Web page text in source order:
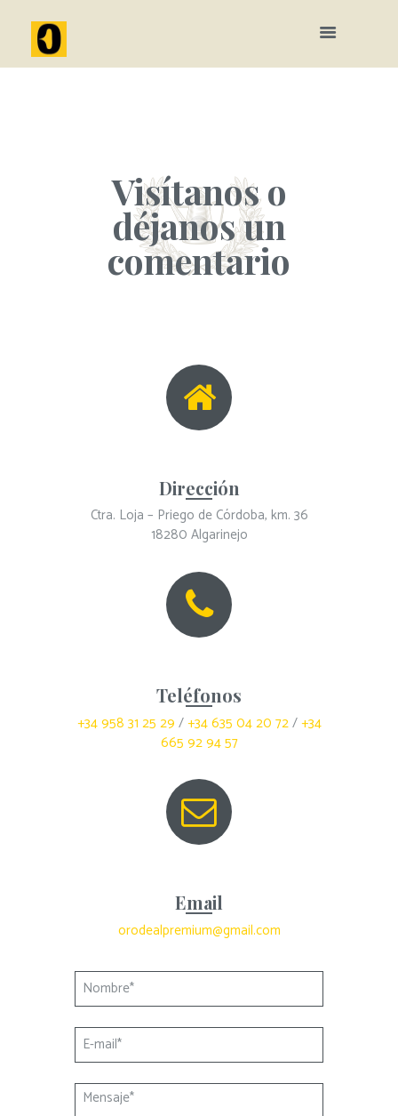
Visítanos o
déjanos un
comentario
Dirección
Ctra. Loja – Priego de Córdoba, km. 36
18280 Algarinejo
Teléfonos
+34 958 31 25 29 /+34 635 04 20 72/+34
665 92 94 57
Email
orodealpremium@gmail.com